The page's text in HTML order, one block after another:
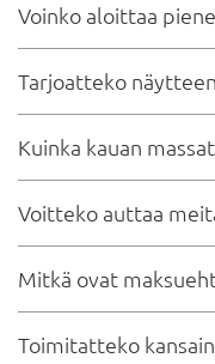
Voinko aloittaa
Toki, emme välitä
Tarjoatteko
irtotuotantoa?
Kyllä, tarjoamme
tyypillisesti 7–10
hankinnan
Kuinka kauan
Massatuotannon
näytteen
jälkeen tilauksen
riippuen.
Voitteko auttaa
teknologiapakettia
Ehdottomasti Meillä
auttaa teknisten
kangassuositusten ja
Mitkä ovat
Uusille asiakkaille
Toimitatteko